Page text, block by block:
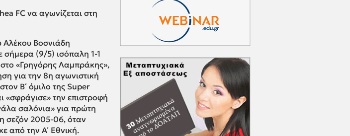
FC να αγωνίζεται στη
Βοσνιάδη
σήμερα (9/5) ισόπαλη 1-1
«Γρηγόρης Λαμπράκης»,
για την 8η αγωνιστική
Β΄ όμιλο της Super
«σφράγισε» την επιστροφή
σαλόνια» για πρώτη
σεζόν 2005-06, όταν
από την Α΄ Εθνική.